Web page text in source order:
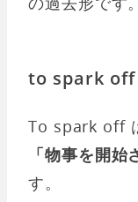
to spark off
To spark off
「物事を開始
す。